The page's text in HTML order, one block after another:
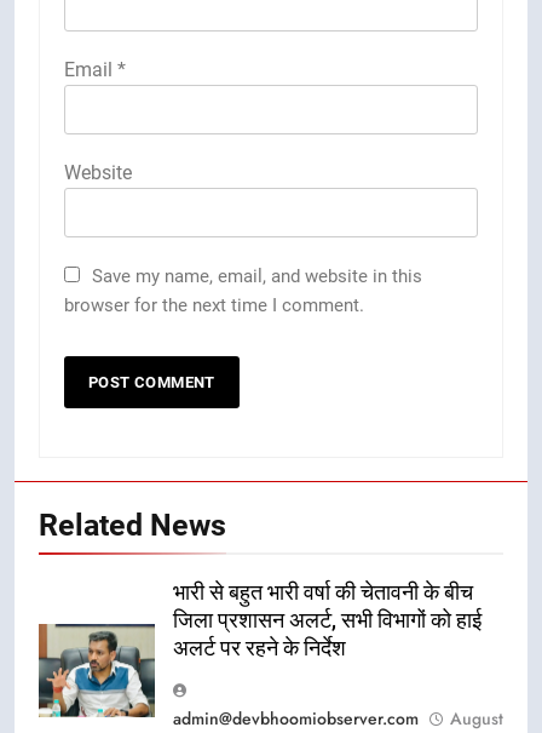
Email *
Website
Save my name, email, and website in this
browser for the next time I comment.
Related News
भारी से बहुत भारी वर्षा की चेतावनी के बीच
जिला प्रशासन अलर्ट, सभी विभागों को हाई
अलर्ट पर रहने के निर्देश
admin@devbhoomiobserver.com
August